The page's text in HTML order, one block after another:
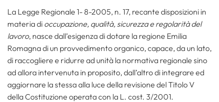
La Legge Regionale 1- 8-2005, n. 17, recante disposizioni in
materia di occupazione, qualità, sicurezza e regolarità del
lavoro, nasce dall’esigenza di dotare la regione Emilia
Romagna di un provvedimento organico, capace, da un lato,
di raccogliere e ridurre ad unità la normativa regionale sino
ad allora intervenuta in proposito, dall’altro di integrare ed
aggiornare la stessa alla luce della revisione del Titolo V
della Costituzione operata con la L. cost. 3/2001.